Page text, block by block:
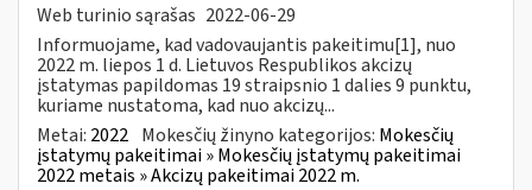
Web turinio sąrašas 2022-06-29
Informuojame, kad vadovaujantis pakeitimu[1], nuo
2022 m. liepos 1 d. Lietuvos Respublikos akcizų
įstatymas papildomas 19 straipsnio 1 dalies 9 punktu,
kuriame nustatoma, kad nuo akcizų...
Metai: 2022 Mokesčių žinyno kategorijos: Mokesčių
įstatymų pakeitimai » Mokesčių įstatymų pakeitimai
2022 metais » Akcizų pakeitimai 2022 m.